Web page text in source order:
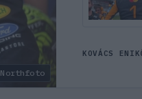
Northfoto
KOVÁCS